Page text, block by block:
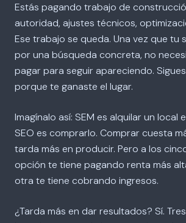
Estás pagando trabajo de
autoridad, ajustes técnicos,
Ese trabajo se queda. Una vez que tu
por una búsqueda concreta, no
pagar para seguir apareciendo.
porque te ganaste el lugar.
Imagínalo así: SEM es alquilar un local
SEO es comprarlo. Comprar cuesta
tarda más en producir. Pero a los
opción te tiene pagando renta más
otra te tiene cobrando ingresos.
¿Tarda más en dar resultados? Sí.